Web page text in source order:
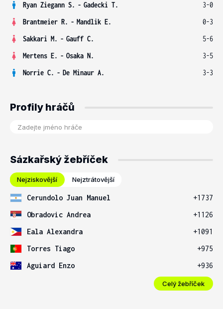
Ryan Ziegann S. - Gadecki T.
3-0
Brantmeier R. - Mandlik E.
0-3
Sakkari M. - Gauff C.
5-6
Mertens E. - Osaka N.
3-5
Norrie C. - De Minaur A. 3-3
Profily hráčů
Sázkařský žebříček
Nejziskovější Nejztrátovější
Cerundolo Juan Manuel
+1737
Obradovic Andrea
+1126
Eala Alexandra
+1091
Torres Tiago
+975
Aguiard Enzo
+936
Celý žebříček